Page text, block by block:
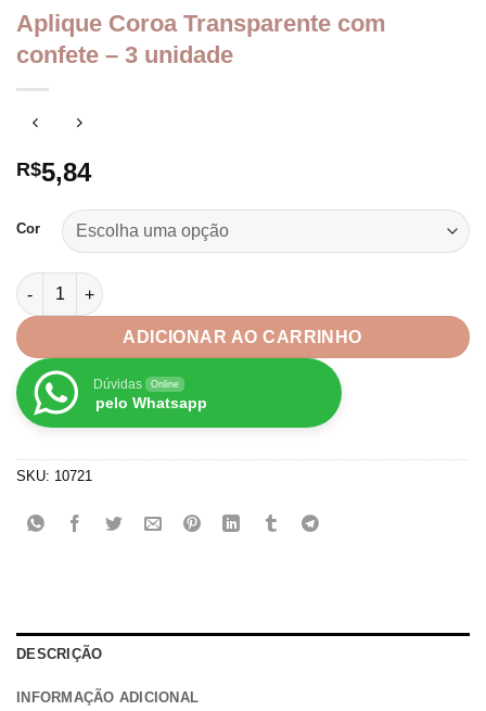
Aplique Coroa Transparente com
confete – 3 unidade
R$5,84
Cor
Aplique Coroa Transparente com confete - 3 unidade
ADICIONAR AO CARRINHO
Dúvidas Online
pelo Whatsapp
SKU: 10721
DESCRIÇÃO
INFORMAÇÃO ADICIONAL